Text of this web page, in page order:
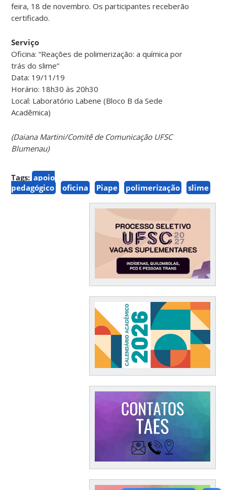
feira, 18 de novembro. Os participantes receberão
certificado.
Serviço
Oficina: “Reações de polimerização: a química por
trás do slime”
Data: 19/11/19
Horário: 18h30 às 20h30
Local: Laboratório Labene (Bloco B da Sede
Acadêmica)
(Daiana Martini/Comitê de Comunicação UFSC
Blumenau)
Tags: apoio
pedagógico
oficina Piape polimerização slime